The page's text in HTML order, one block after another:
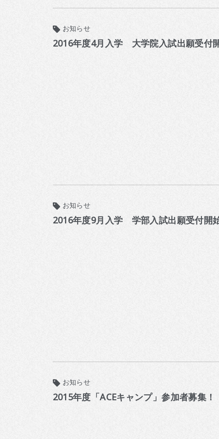
お知らせ
2016年度4月入学 大学院入試出願受付
お知らせ
2016年度9月入学 学部入試出願受付開
お知らせ
2015年度「ACEキャンプ」参加者募集！